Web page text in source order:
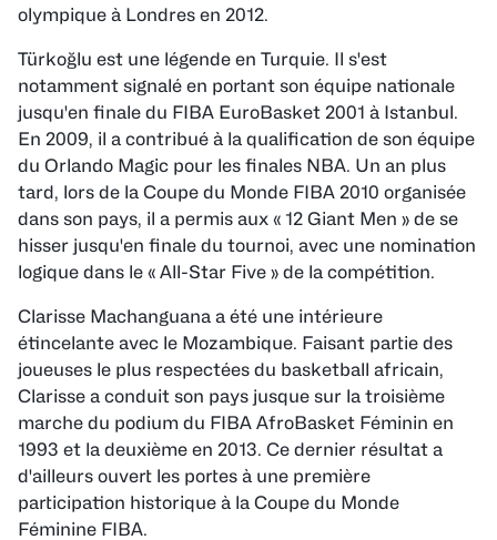
olympique à Londres en 2012.
Türkoğlu est une légende en Turquie. Il s'est
notamment signalé en portant son équipe nationale
jusqu'en finale du FIBA EuroBasket 2001 à Istanbul.
En 2009, il a contribué à la qualification de son équipe
du Orlando Magic pour les finales NBA. Un an plus
tard, lors de la Coupe du Monde FIBA 2010 organisée
dans son pays, il a permis aux « 12 Giant Men » de se
hisser jusqu'en finale du tournoi, avec une nomination
logique dans le « All-Star Five » de la compétition.
Clarisse Machanguana a été une intérieure
étincelante avec le Mozambique. Faisant partie des
joueuses le plus respectées du basketball africain,
Clarisse a conduit son pays jusque sur la troisième
marche du podium du FIBA AfroBasket Féminin en
1993 et la deuxième en 2013. Ce dernier résultat a
d'ailleurs ouvert les portes à une première
participation historique à la Coupe du Monde
Féminine FIBA.